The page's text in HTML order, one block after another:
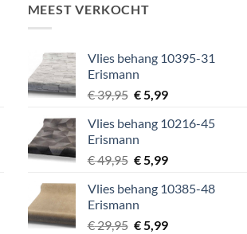
MEEST VERKOCHT
Vlies behang 10395-31
Erismann
€39,95 Oorspronkelijke
was:
€ 39,95.
€5,99Huidige
is:
Vlies behang 10216-45
Erismann
€49,95 Oorspronkelijke
was:
€ 49,95.
€5,99Huidige
is:
Vlies behang 10385-48
Erismann
€29,95 Oorspronkelijke
€5,99Huidige